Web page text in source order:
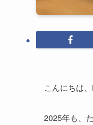
こんにちは
2025年も、